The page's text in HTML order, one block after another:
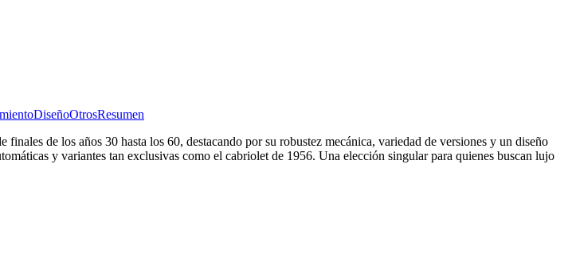
DiseñoOtrosResumen
de los años 30 hasta los 60, destacando por su robustez mecánica, variedad de versiones y un diseño
y variantes tan exclusivas como el cabriolet de 1956. Una elección singular para quienes buscan lujo